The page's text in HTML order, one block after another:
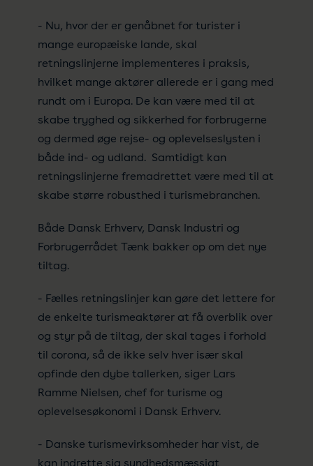
- Nu, hvor der er genåbnet for turister i
mange europæiske lande, skal
retningslinjerne implementeres i praksis,
hvilket mange aktører allerede er i gang med
rundt om i Europa. De kan være med til at
skabe tryghed og sikkerhed for forbrugerne
og dermed øge rejse- og oplevelseslysten i
både ind- og udland. Samtidigt kan
retningslinjerne fremadrettet være med til at
skabe større robusthed i turismebranchen.
Både Dansk Erhverv, Dansk Industri og
Forbrugerrådet Tænk bakker op om det nye
tiltag.
- Fælles retningslinjer kan gøre det lettere for
de enkelte turismeaktører at få overblik over
og styr på de tiltag, der skal tages i forhold
til corona, så de ikke selv hver især skal
opfinde den dybe tallerken, siger Lars
Ramme Nielsen, chef for turisme og
oplevelsesøkonomi i Dansk Erhverv.
- Danske turismevirksomheder har vist, de
kan indrette sig sundhedsmæssigt